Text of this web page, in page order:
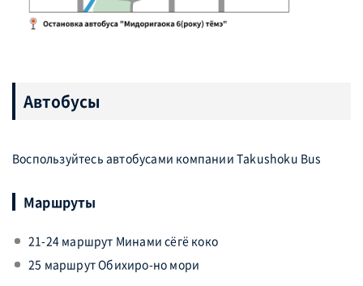
Автобусы
Воспользуйтесь автобусами компании Takushoku Bus
Маршруты
21-24 маршрут Минами сёгё коко
25 маршрут Обихиро-но мори